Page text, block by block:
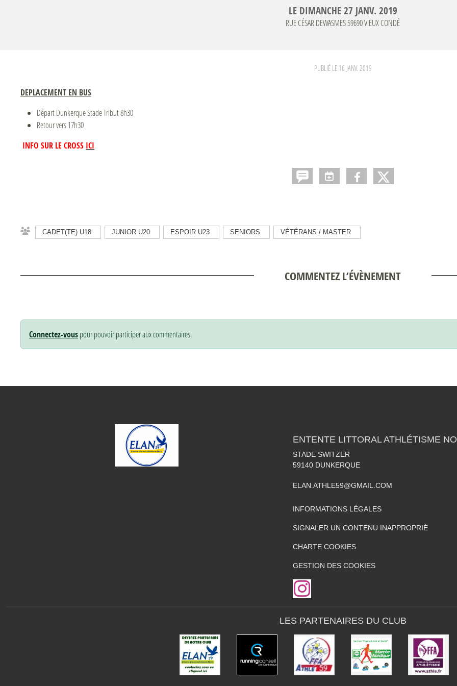
LE DIMANCHE27 JANV. 2019
RUE CÉSAR DEWASMES59690VIEUX CONDÉ
PUBLIÉ LE 16 JANV. 2019
DEPLACEMENT EN BUS
Départ Dunkerque Stade Tribut 8h30
Retour vers 17h30
INFO SUR LE CROSS ICI
CADET(TE) U18 JUNIOR U20 ESPOIR U23 SENIORS VÉTÉRANS / MASTER
COMMENTEZ L’ÉVÈNEMENT
Connectez-vouspour pouvoir participer aux commentaires.
ENTENTE LITTORAL ATHLÉTISME
STADE SWITZER
59140 DUNKERQUE
ELAN.ATHLE59@GMAIL.COM
INFORMATIONS LÉGALES
SIGNALER UN CONTENU INAPPROPRIÉ
CHARTE COOKIES
GESTION DES COOKIES
LES PARTENAIRES DU CLUB